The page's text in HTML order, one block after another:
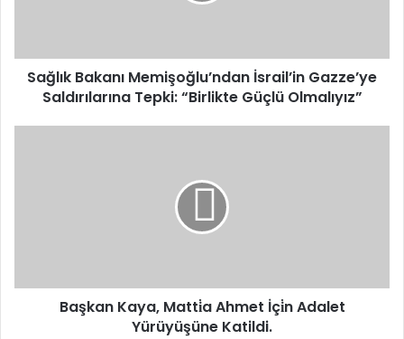
Güçlü
Olmalıyız”
Sağlık Bakanı Memişoğlu’ndan İsrail’in Gazze’ye
Saldırılarına Tepki: “Birlikte Güçlü Olmalıyız”
Başkan Kaya, Matti̇a Ahmet İçi̇n Adalet
Yürüyüşüne Katildi.